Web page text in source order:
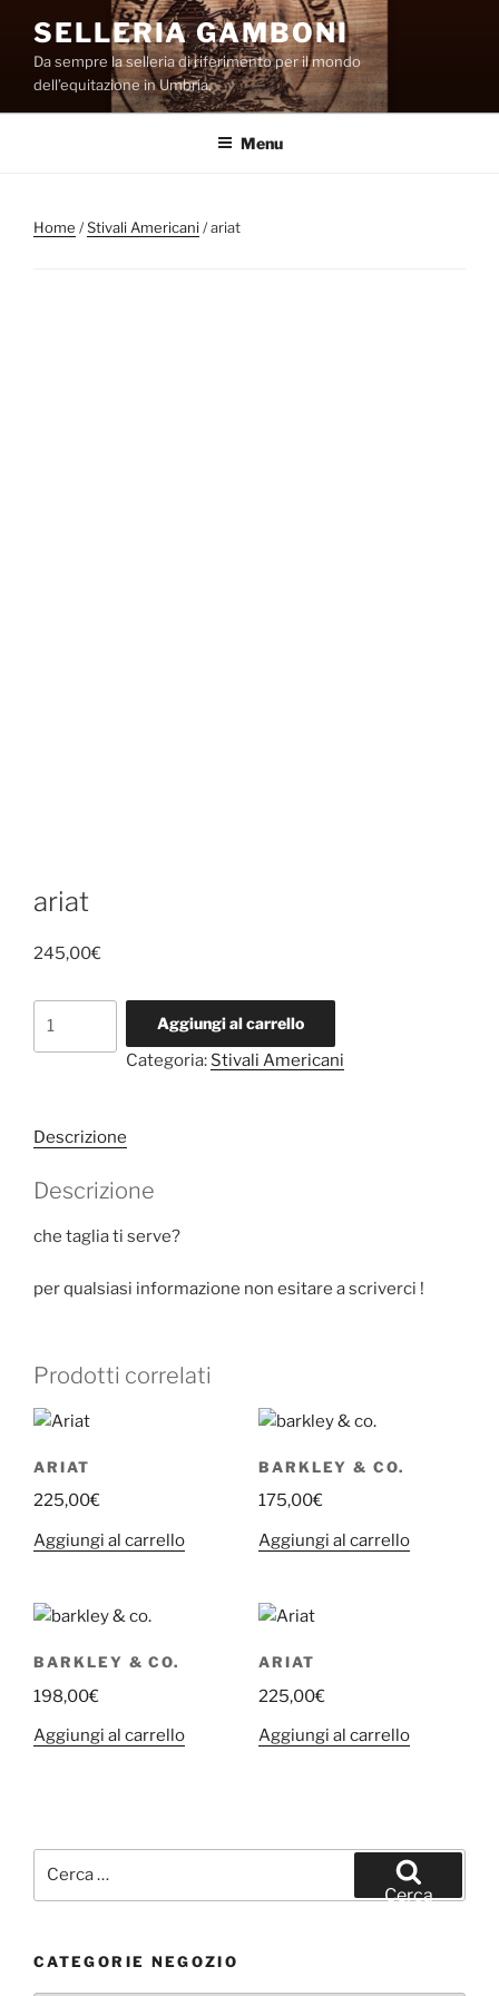
contenuto
SELLERIA GAMBONI
Da sempre la selleria di riferimento per il mondo
dell’equitazione in Umbria.
Menu
Home /Stivali Americani / ariat
ariat
245,00€
Aggiungi al carrello
Categoria: Stivali Americani
Descrizione
Descrizione
che taglia ti serve?
per qualsiasi informazione non esitare a scriverci !
Prodotti correlati
ARIAT
225,00€
Aggiungi al carrello
BARKLEY & CO.
175,00€
Aggiungi al carrello
BARKLEY & CO.
198,00€
Aggiungi al carrello
ARIAT
225,00€
Aggiungi al carrello
Cerca
CATEGORIE NEGOZIO